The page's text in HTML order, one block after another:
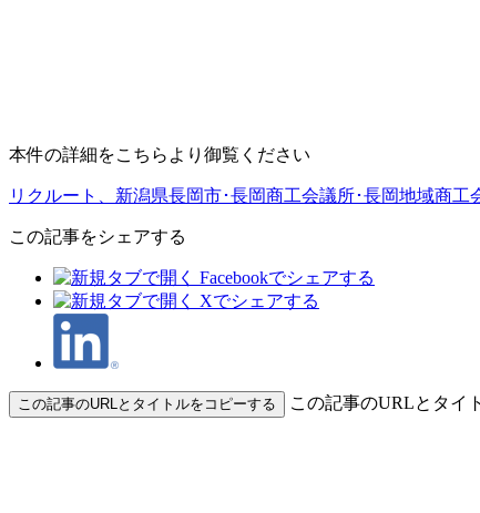
本件の詳細をこちらより御覧ください
リクルート、新潟県長岡市･長岡商工会議所･長岡地域商
この記事をシェアする
この記事のURLとタイトルをコピーする この記事のURLとタイ